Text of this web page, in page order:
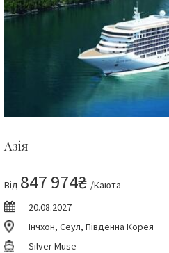
Азія
Від 847 974₴ /Каюта
20.08.2027
Інчхон, Сеул, Південна Корея
Silver Muse